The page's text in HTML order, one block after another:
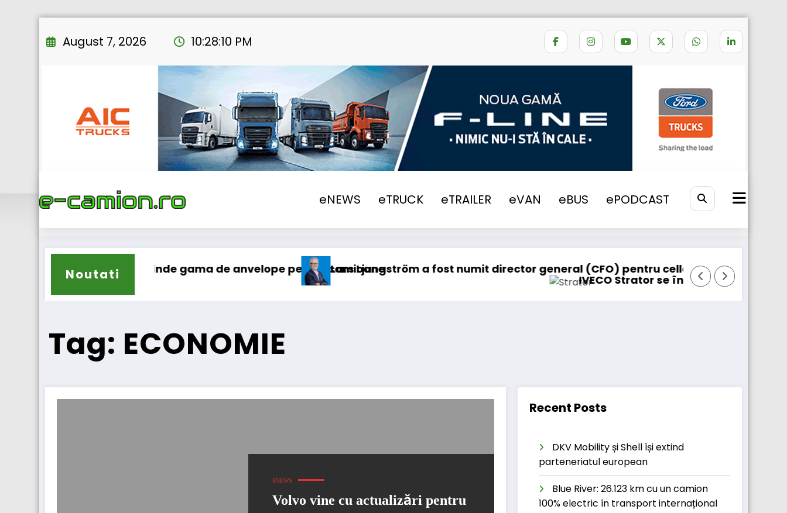
to
August 7, 2026 10:28:11 PM
eNEWS eTRUCK eTRAILER eVAN eBUS ePODCAST
ECONOMIE
Noutati
își extinde gama de anvelope pentru camioaneLars Ljungström a fost numit director general (CFO) pentru cellcentric
IVECO Strator se întoarce
BursaTransport/
Tag: ECONOMIE
ENEWS
Volvo vine cu actualizări pentru
Recent Posts
DKV Mobility și Shell își extind
parteneriatul european
Blue River: 26.123 km cu un camion
100% electric în transport internațional